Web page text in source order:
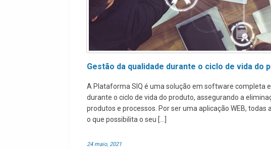
Gestão da qualidade durante o ciclo de vida do
A Plataforma SIQ é uma solução em software completa
durante o ciclo de vida do produto, assegurando a
produtos e processos. Por ser uma aplicação WEB,
o que possibilita o seu […]
24 maio, 2021